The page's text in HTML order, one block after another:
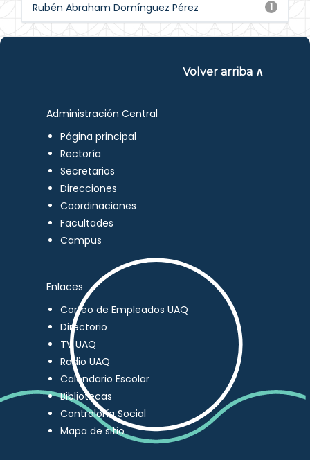
1
Rubén Abraham Domínguez Pérez
Volver arriba ∧
Administración Central
Página principal
Rectoría
Secretarios
Direcciones
Coordinaciones
Facultades
Campus
Enlaces
Correo de Empleados UAQ
Directorio
TV UAQ
Radio UAQ
Calendario Escolar
Bibliotecas
Contraloría Social
Mapa de sitio